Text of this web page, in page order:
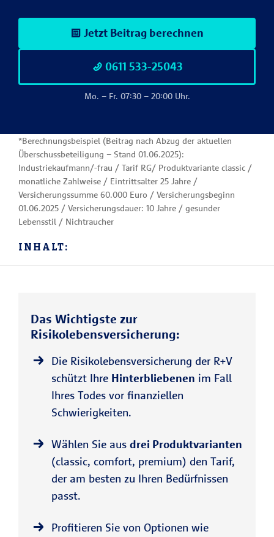
Jetzt Beitrag berechnen
0611 533-25043
Mo. – Fr. 07:30 – 20:00 Uhr.
*Berechnungsbeispiel (Beitrag nach Abzug der aktuellen
Überschussbeteiligung – Stand 01.06.2025):
Industriekaufmann/-frau / Tarif RG/ Produktvariante classic /
monatliche Zahlweise / Eintrittsalter 25 Jahre /
Versicherungssumme 60.000 Euro / Versicherungsbeginn
01.06.2025 / Versicherungsdauer: 10 Jahre / gesunder
Lebensstil / Nichtraucher
INHALT:
Das Wichtigste zur
Risikolebensversicherung:
Die Risikolebensversicherung der R+V
schützt Ihre Hinterbliebenen im Fall
Ihres Todes vor finanziellen
Schwierigkeiten.
Wählen Sie aus drei Produktvarianten
(classic, comfort, premium) den Tarif,
der am besten zu Ihren Bedürfnissen
passt.
Profitieren Sie von Optionen wie